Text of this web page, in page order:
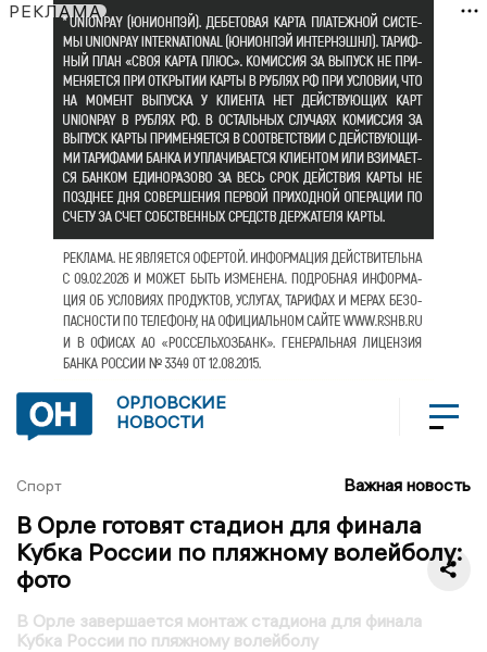
РЕКЛАМА
ОРЛОВСКИЕ
НОВОСТИ
Спорт Важная новость
В Орле готовят стадион для финала
Кубка России по пляжному волейболу:
фото
В Орле завершается монтаж стадиона для финала
Кубка России по пляжному волейболу